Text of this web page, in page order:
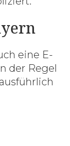
eine E-
der Regel